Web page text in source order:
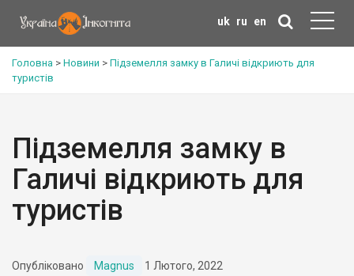
uk ru en
Головна > Новини > Підземелля замку в Галичі відкриють для
туристів
Підземелля замку в
Галичі відкриють для
туристів
Опубліковано Magnus 1 Лютого, 2022